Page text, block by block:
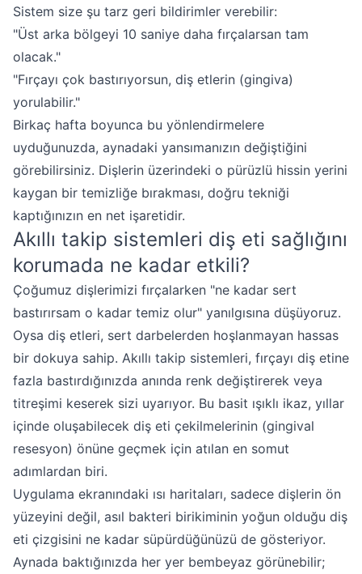
Sistem size şu tarz geri bildirimler verebilir:
"Üst arka bölgeyi 10 saniye daha fırçalarsan tam
olacak."
"Fırçayı çok bastırıyorsun, diş etlerin (gingiva)
yorulabilir."
Birkaç hafta boyunca bu yönlendirmelere
uyduğunuzda, aynadaki yansımanızın değiştiğini
görebilirsiniz. Dişlerin üzerindeki o pürüzlü hissin yerini
kaygan bir temizliğe bırakması, doğru tekniği
kaptığınızın en net işaretidir.
Akıllı takip sistemleri diş eti sağlığını
korumada ne kadar etkili?
Çoğumuz dişlerimizi fırçalarken "ne kadar sert
bastırırsam o kadar temiz olur" yanılgısına düşüyoruz.
Oysa diş etleri, sert darbelerden hoşlanmayan hassas
bir dokuya sahip. Akıllı takip sistemleri, fırçayı diş etine
fazla bastırdığınızda anında renk değiştirerek veya
titreşimi keserek sizi uyarıyor. Bu basit ışıklı ikaz, yıllar
içinde oluşabilecek diş eti çekilmelerinin (gingival
resesyon) önüne geçmek için atılan en somut
adımlardan biri.
Uygulama ekranındaki ısı haritaları, sadece dişlerin ön
yüzeyini değil, asıl bakteri birikiminin yoğun olduğu diş
eti çizgisini ne kadar süpürdüğünüzü de gösteriyor.
Aynada baktığınızda her yer bembeyaz görünebilir;